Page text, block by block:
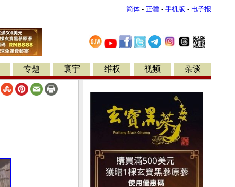
简体 - 正體 - 手机版 - 电子报
专题 寰宇 维权 视频 杂谈